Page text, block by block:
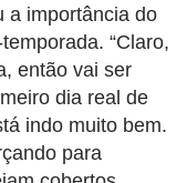
a importância do
“Claro,
então vai ser
dia real de
indo muito bem.
para